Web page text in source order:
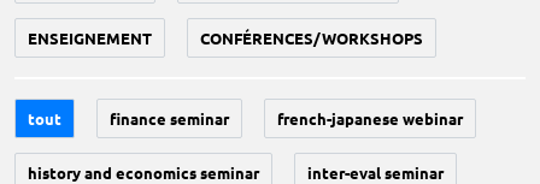
ENSEIGNEMENT CONFÉRENCES/WORKSHOPS
tout finance seminar french-japanese webinar
history and economics seminar inter-eval seminar